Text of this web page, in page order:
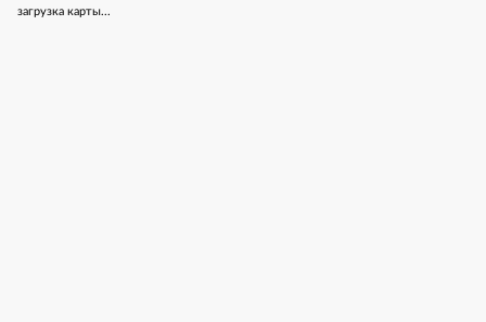
загрузка карты...